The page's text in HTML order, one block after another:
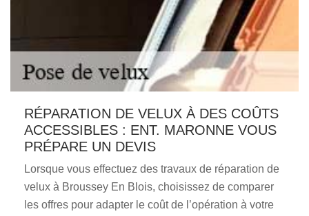
RÉPARATION DE VELUX À DES COÛTS
ACCESSIBLES : ENT. MARONNE VOUS
PRÉPARE UN DEVIS
Lorsque vous effectuez des travaux de réparation de
velux à Broussey En Blois, choisissez de comparer
les offres pour adapter le coût de l’opération à votre